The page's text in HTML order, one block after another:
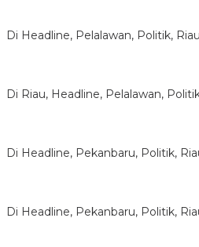
Di Headline, Pelalawan, Politik, Riau
Di Riau, Headline, Pelalawan,
Di Headline, Pekanbaru, Politik,
Di Headline, Pekanbaru, Politik,